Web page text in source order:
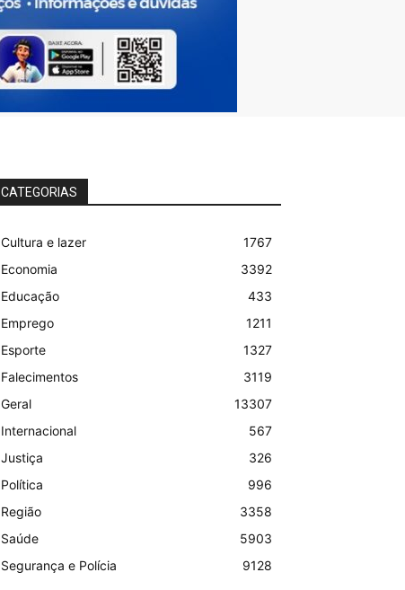
CATEGORIAS
Cultura e lazer
1767
Economia
3392
Educação
433
Emprego
1211
Esporte
1327
Falecimentos
3119
Geral
13307
Internacional
567
Justiça
326
Política
996
Região
3358
Saúde
5903
Segurança e Polícia
9128